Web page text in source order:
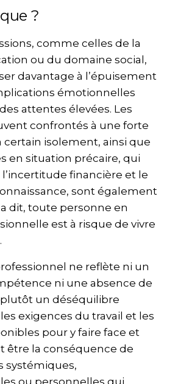
?
comme celles de la
ou du domaine social,
davantage à l’épuisement
émotionnelles
attentes élevées. Les
confrontés à une forte
certain isolement, ainsi que
en situation précaire, qui
financière et le
sont également
dit, toute personne en
est à risque de vivre
ne reflète ni un
ni une absence de
un déséquilibre
exigences du travail et les
pour y faire face et
être la conséquence de
systémiques,
ou personnelles qui